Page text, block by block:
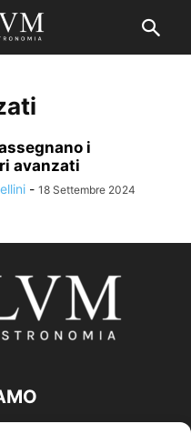
i
avanzati
- 18 Settembre 2024